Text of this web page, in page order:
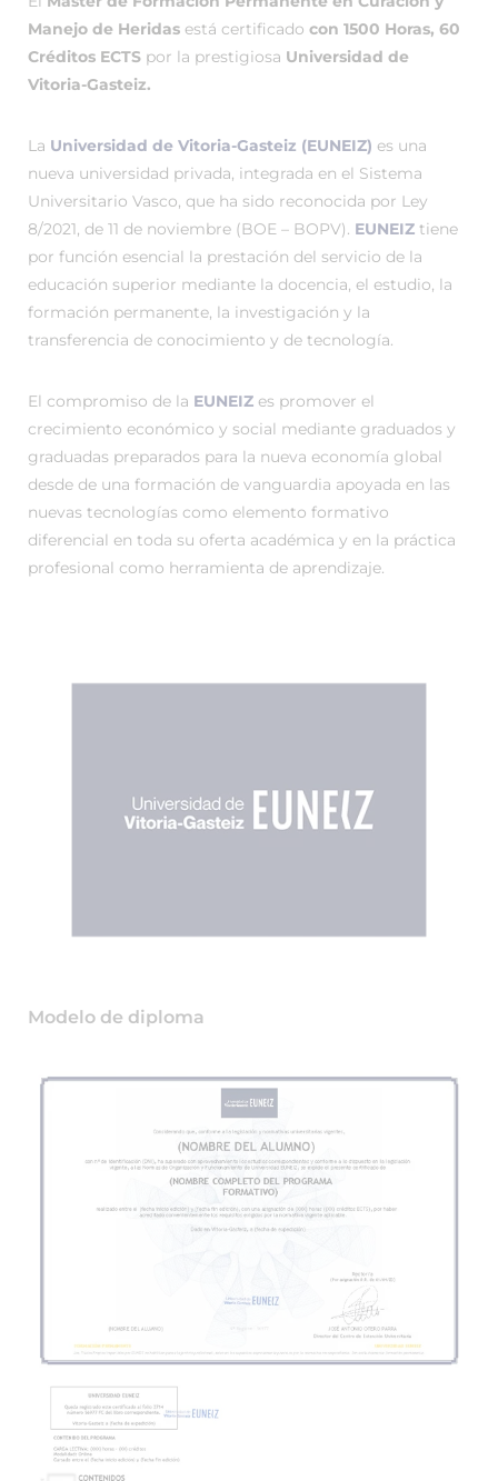
Manejo de Heridas está certificado con 1500 Horas, 60
Créditos ECTS por la prestigiosa Universidad de
Vitoria-Gasteiz.
La Universidad de Vitoria-Gasteiz (EUNEIZ) es una
nueva universidad privada, integrada en el Sistema
Universitario Vasco, que ha sido reconocida por Ley
8/2021, de 11 de noviembre (BOE – BOPV). EUNEIZ tiene
por función esencial la prestación del servicio de la
educación superior mediante la docencia, el estudio, la
formación permanente, la investigación y la
transferencia de conocimiento y de tecnología.
El compromiso de la EUNEIZ es promover el
crecimiento económico y social mediante graduados y
graduadas preparados para la nueva economía global
desde de una formación de vanguardia apoyada en las
nuevas tecnologías como elemento formativo
diferencial en toda su oferta académica y en la práctica
profesional como herramienta de aprendizaje.
Modelo de diploma